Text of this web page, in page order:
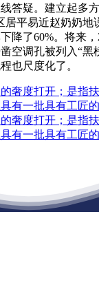
答疑。建立起多
居平易近赵奶奶地
降了60%。将来
空调孔被列入“黑
也尺度化了。
奢度打开；是指
有一批具有工匠
奢度打开；是指
有一批具有工匠